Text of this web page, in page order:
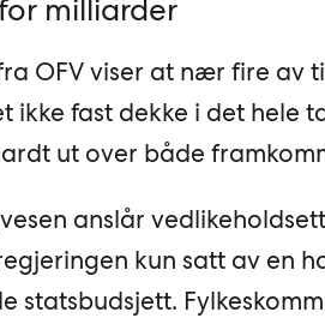
milliarder
OFV viser at nær fire av
ikke fast dekke i det hele
ut over både
anslår
kun satt av en
statsbudsjett.